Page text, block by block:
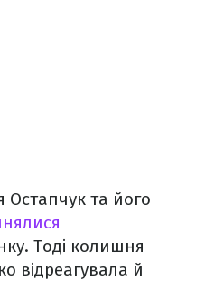
та його
Тоді колишня
відреагувала й